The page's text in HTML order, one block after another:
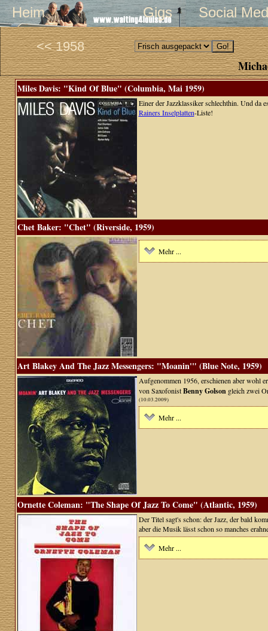
Heim Gigs Social
<< 1958
Miles Davis: "Kind Of Blue" (Columbia, Mai 1959)
Einer der Jazzklassiker schlechthin. Und da
Rainers Inselplatten-Liste!
Chet Baker: "Chet" (Riverside, 1959)
Mehr ...
Art Blakey And The Jazz Messengers: "Moanin'" (Blue Note, 1959)
Aufgenommen 1956, erschienen aber wohl
von SaxofonistBenny Golson gleich zwei
(10.03.2009)
Mehr ...
Ornette Coleman: "The Shape Of Jazz To Come" (Atlantic, 1959)
Der Titel sagt's schon: der Jazz, der bald
aber die Musik lässt schon so manches
Mehr ...